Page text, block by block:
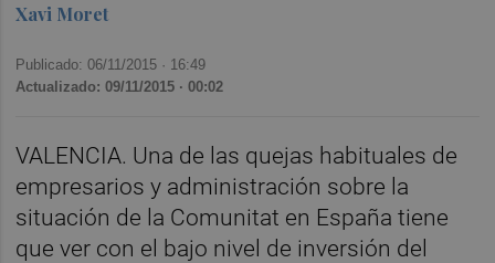
Xavi Moret
Publicado: 06/11/2015 · 16:49
Actualizado: 09/11/2015 · 00:02
VALENCIA. Una de las quejas habituales de
empresarios y administración sobre la
situación de la Comunitat en España tiene
que ver con el bajo nivel de inversión del